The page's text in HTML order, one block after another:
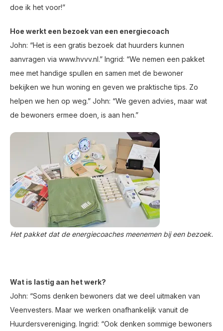
doe ik het voor!”
Hoe werkt een bezoek van een energiecoach
John: “Het is een gratis bezoek dat huurders kunnen
aanvragen via www.hvvv.nl.” Ingrid: “We nemen een pakket
mee met handige spullen en samen met de bewoner
bekijken we hun woning en geven we praktische tips. Zo
helpen we hen op weg.” John: “We geven advies, maar wat
de bewoners ermee doen, is aan hen.”
Het pakket dat de energiecoaches meenemen bij een bezoek.
Wat is lastig aan het werk?
John: “Soms denken bewoners dat we deel uitmaken van
Veenvesters. Maar we werken onafhankelijk vanuit de
Huurdersvereniging. Ingrid: “Ook denken sommige bewoners